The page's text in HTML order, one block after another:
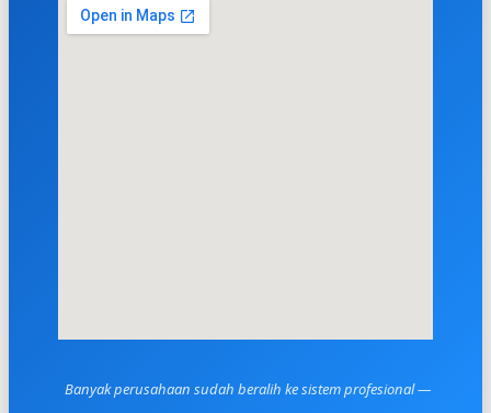
Banyak perusahaan sudah beralih ke sistem profesional —